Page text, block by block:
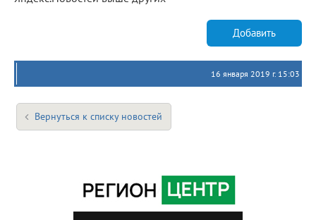
Добавить
16 января 2019 г. 15:03
Вернуться к списку новостей